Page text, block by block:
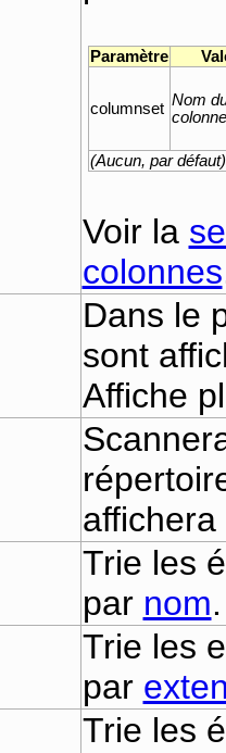
Paramètre
columnset Nom
(Aucun, par défaut)
Voir la
colonnes
Dans le
sont
Affiche
Trie les
par nom.
Trie les
par
Trie les